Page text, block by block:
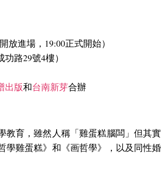
放進場，19:00正式開始）
路29號4樓）
出版和台南新芽合辦
教育，雖然人稱「雞蛋糕腦闆」但其
學雞蛋糕》和《画哲學》，以及同性